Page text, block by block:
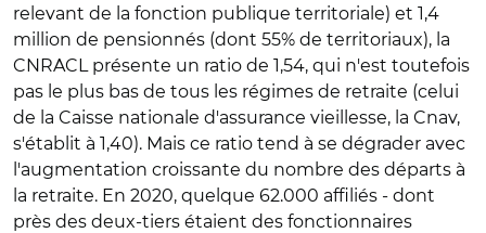
relevant de la fonction publique territoriale) et 1,4
million de pensionnés (dont 55% de territoriaux), la
CNRACL présente un ratio de 1,54, qui n'est toutefois
pas le plus bas de tous les régimes de retraite (celui
de la Caisse nationale d'assurance vieillesse, la Cnav,
s'établit à 1,40). Mais ce ratio tend à se dégrader avec
l'augmentation croissante du nombre des départs à
la retraite. En 2020, quelque 62.000 affiliés - dont
près des deux-tiers étaient des fonctionnaires